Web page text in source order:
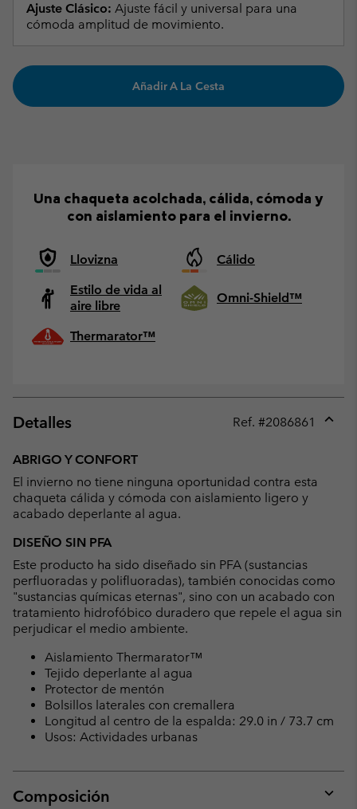
Ajuste Clásico: Ajuste fácil y universal para una
cómoda amplitud de movimiento.
Añadir A La Cesta
Una chaqueta acolchada, cálida, cómoda y
con aislamiento para el invierno.
Llovizna
Cálido
Estilo de vida al
aire libre
Omni-Shield™
Thermarator™
Detalles Ref. #2086861
ABRIGO Y CONFORT
El invierno no tiene ninguna oportunidad contra esta
chaqueta cálida y cómoda con aislamiento ligero y
acabado deperlante al agua.
DISEÑO SIN PFA
Este producto ha sido diseñado sin PFA (sustancias
perfluoradas y polifluoradas), también conocidas como
"sustancias químicas eternas", sino con un acabado con
tratamiento hidrofóbico duradero que repele el agua sin
perjudicar el medio ambiente.
Aislamiento Thermarator™
Tejido deperlante al agua
Protector de mentón
Bolsillos laterales con cremallera
Longitud al centro de la espalda: 29.0 in / 73.7 cm
Usos: Actividades urbanas
Composición